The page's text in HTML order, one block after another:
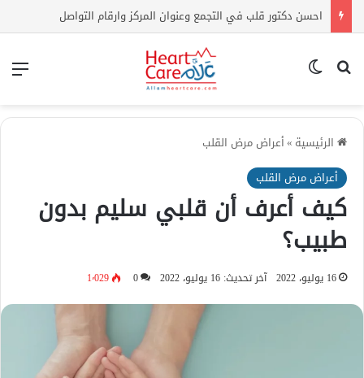
احسن دكتور قلب في التجمع وعنوان المركز وارقام التواصل
بحث عن
الرئيسية »أعراض مرض القلب
أعراض مرض القلب
كيف أعرف أن قلبي سليم بدون
طبيب؟
16 يوليو، 2022 آخر تحديث: 16 يوليو، 2022 0 1٬029